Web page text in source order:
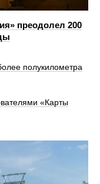
преодолел 200
полукилометра
«Карты